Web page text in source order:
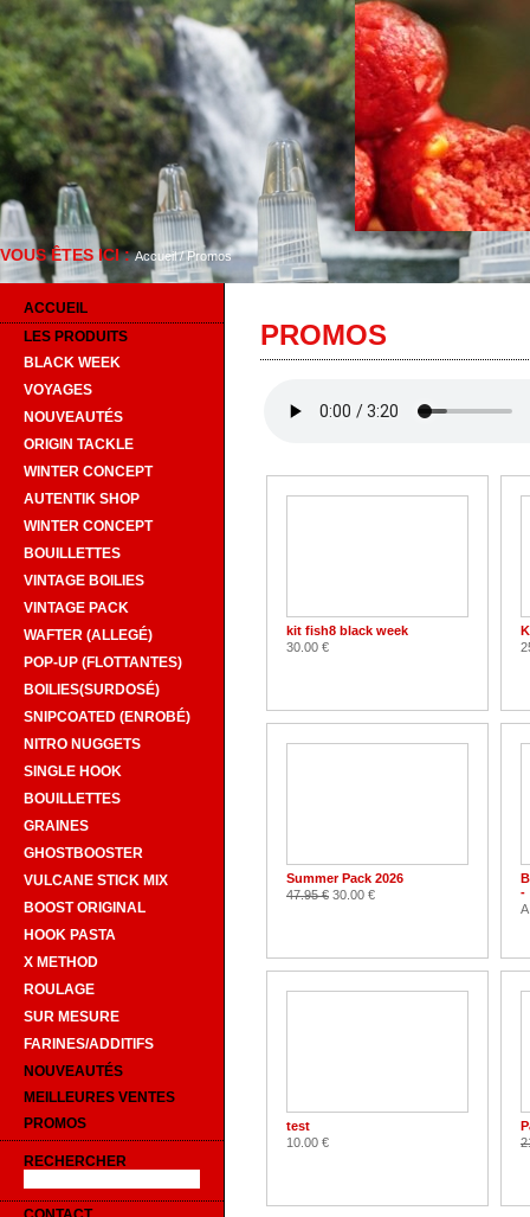
VOUS ÊTES ICI :Accueil/Promos Bienvenue sur Autentik
ACCUEIL
LES PRODUITS
BLACK WEEK
VOYAGES
NOUVEAUTÉS
ORIGIN TACKLE
WINTER CONCEPT
AUTENTIK SHOP
WINTER CONCEPT
BOUILLETTES
VINTAGE BOILIES
VINTAGE PACK
WAFTER (ALLEGÉ)
POP-UP (FLOTTANTES)
BOILIES(SURDOSÉ)
SNIPCOATED (ENROBÉ)
NITRO NUGGETS
SINGLE HOOK
BOUILLETTES
GRAINES
GHOSTBOOSTER
VULCANE STICK MIX
BOOST ORIGINAL
HOOK PASTA
X METHOD
ROULAGE
SUR MESURE
FARINES/ADDITIFS
NOUVEAUTÉS
MEILLEURES VENTES
PROMOS
RECHERCHER
PROMOS
kit fish8 black week
30.00 €
Summer Pack 2026
47.95 € 30.00 €
-
test
10.00 €